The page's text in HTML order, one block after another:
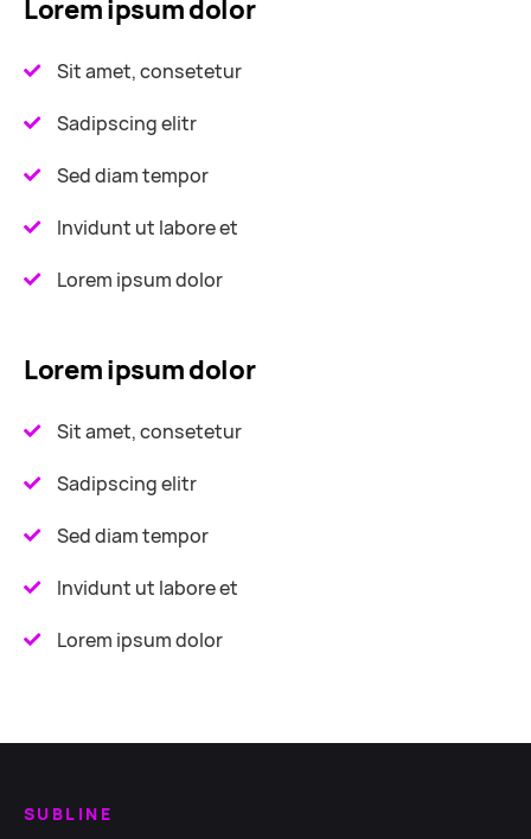
Lorem ipsum dolor
Sit amet, consetetur
Sadipscing elitr
Sed diam tempor
Invidunt ut labore et
Lorem ipsum dolor
Lorem ipsum dolor
Sit amet, consetetur
Sadipscing elitr
Sed diam tempor
Invidunt ut labore et
Lorem ipsum dolor
SUBLINE